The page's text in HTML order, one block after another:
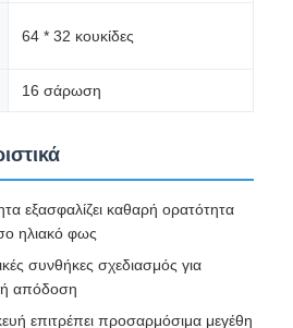
64 * 32 κουκίδες
16 σάρωση
εξασφαλίζει καθαρή ορατότητα
ηλιακό φως
συνθήκες σχεδιασμός για
απόδοση
επιτρέπει προσαρμόσιμα μεγέθη